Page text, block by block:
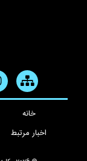
خانه
اخبار مرتبط